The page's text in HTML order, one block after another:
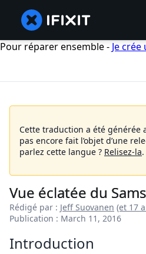
Pour réparer ensemble - Je
Cette traduction a été générée
pas encore fait l’objet d’une
parlez cette langue ? Relisez-la.
Vue éclatée du
Rédigé par : Jeff Suovanen (et 17
Publication : March 11, 2016
Introduction